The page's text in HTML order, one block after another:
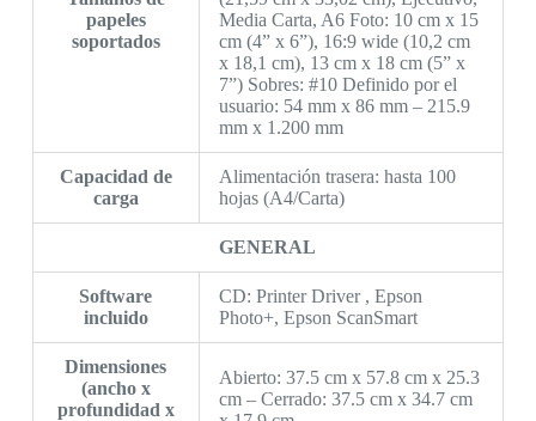
papeles
soportados
Media Carta, A6 Foto: 10 cm x 15
cm (4” x 6”), 16:9 wide (10,2 cm
x 18,1 cm), 13 cm x 18 cm (5” x
7”) Sobres: #10 Definido por el
usuario: 54 mm x 86 mm – 215.9
mm x 1.200 mm
Capacidad de
carga
Alimentación trasera: hasta 100
hojas (A4/Carta)
GENERAL
Software
incluido
CD: Printer Driver , Epson
Photo+, Epson ScanSmart
Dimensiones
(ancho x
profundidad x
Abierto: 37.5 cm x 57.8 cm x 25.3
cm – Cerrado: 37.5 cm x 34.7 cm